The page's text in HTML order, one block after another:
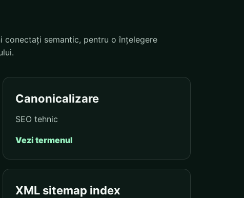
conectați semantic, pentru o înțelegere
Canonicalizare
SEO tehnic
Vezi termenul
XML sitemap index